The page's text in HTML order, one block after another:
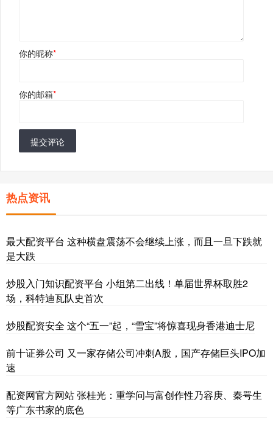
你的昵称*
你的邮箱*
提交评论
热点资讯
最大配资平台 这种横盘震荡不会继续上涨，而且一旦下跌就
是大跌
炒股入门知识配资平台 小组第二出线！单届世界杯取胜2
场，科特迪瓦队史首次
炒股配资安全 这个“五一”起，“雪宝”将惊喜现身香港迪士尼
前十证券公司 又一家存储公司冲刺A股，国产存储巨头IPO加
速
配资网官方网站 张桂光：重学问与富创作性乃容庚、秦咢生
等广东书家的底色